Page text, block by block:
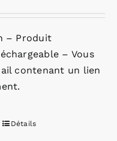
– Produit
– Vous
contenant un lien
Détails